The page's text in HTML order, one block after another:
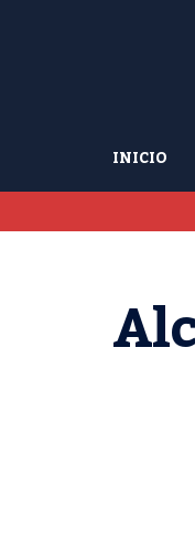
INICIO